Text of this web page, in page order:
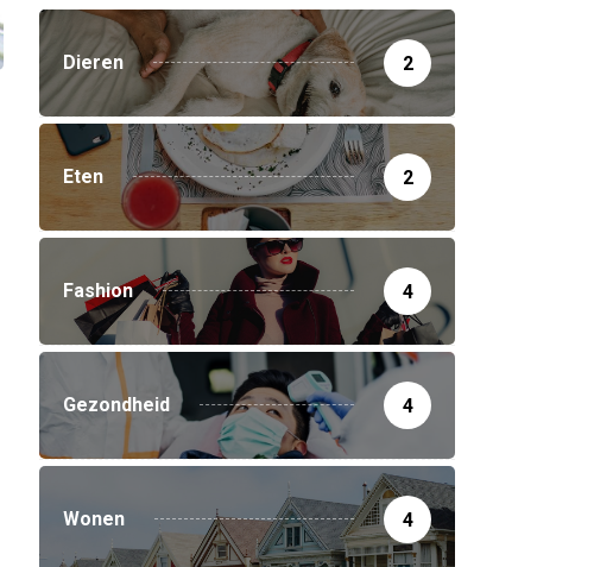
Dieren 2
Eten 2
Fashion 4
Gezondheid 4
Wonen 4